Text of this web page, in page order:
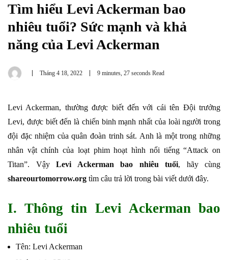
Tìm hiểu Levi Ackerman bao
nhiêu tuổi? Sức mạnh và khả
năng của Levi Ackerman
Tháng 4 18, 2022 9 minutes, 27 seconds Read
Levi Ackerman, thường được biết đến với cái tên Đội trưởng
Levi, được biết đến là chiến binh mạnh nhất của loài người trong
đội đặc nhiệm của quân đoàn trinh sát. Anh là một trong những
nhân vật chính của loạt phim hoạt hình nổi tiếng “Attack on
Titan”. Vậy Levi Ackerman bao nhiêu tuổi, hãy cùng
shareourtomorrow.org tìm câu trả lời trong bài viết dưới đây.
I. Thông tin Levi Ackerman bao
nhiêu tuổi
Tên: Levi Ackerman